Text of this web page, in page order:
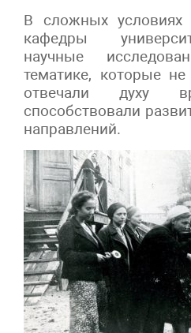
В сложных условиях
кафедры
научные
тематике, которые
отвечали духу
способствовали
направлений.